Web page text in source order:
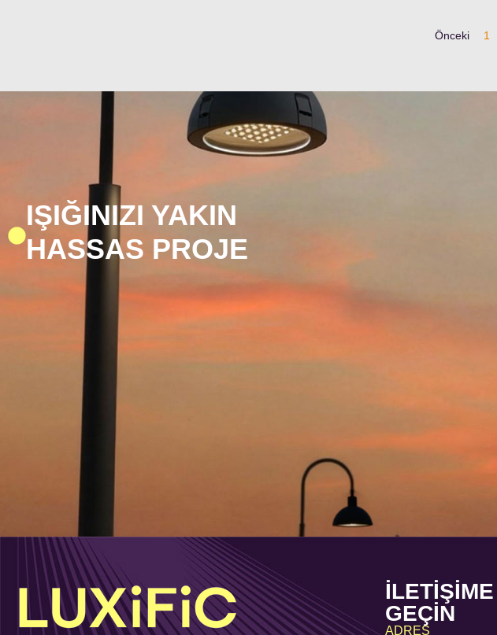
Önceki 1
IŞIĞINIZI YAKIN
HASSAS PROJE
İLETIŞIME
GEÇIN
ADRES